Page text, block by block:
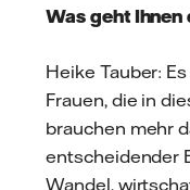
Was geht
Heike Tauber:
Frauen, die in
brauchen mehr
entscheidender
Wandel,